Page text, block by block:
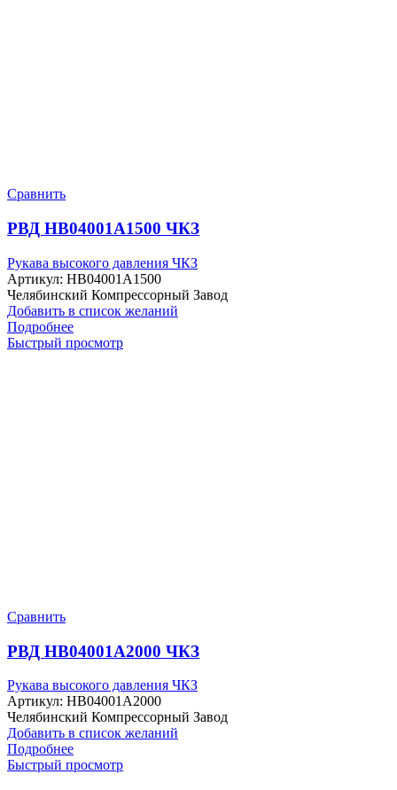
Сравнить
РВД HB04001A1500 ЧКЗ
Рукава высокого давления ЧКЗ
Артикул: HB04001A1500
Челябинский Компрессорный Завод
Добавить в список желаний
Подробнее
Быстрый просмотр
Сравнить
РВД HB04001A2000 ЧКЗ
Рукава высокого давления ЧКЗ
Артикул: HB04001A2000
Челябинский Компрессорный Завод
Добавить в список желаний
Подробнее
Быстрый просмотр